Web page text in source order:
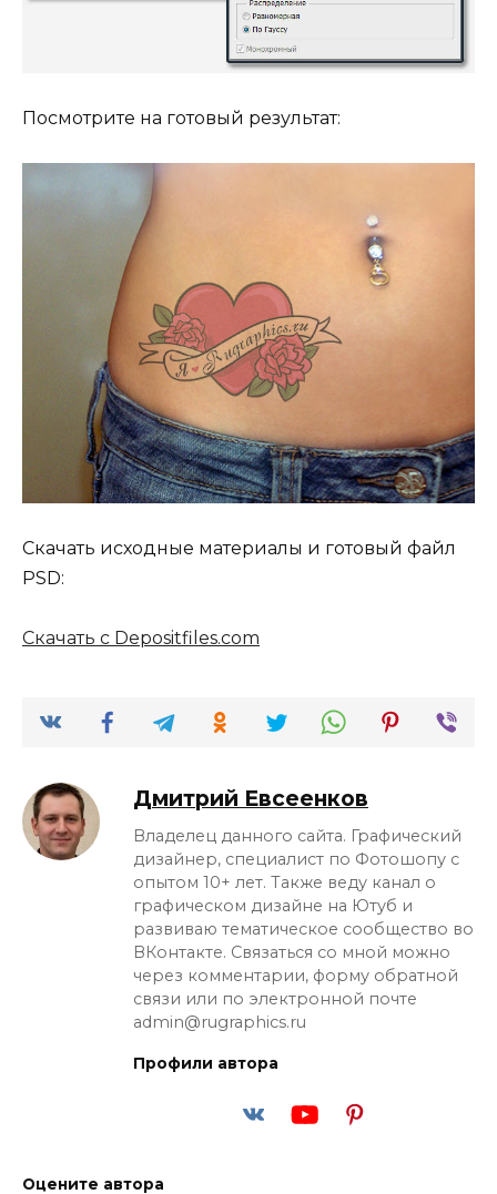
Посмотрите на готовый результат:
Скачать исходные материалы и готовый файл
PSD:
Скачать с Depositfiles.com
Дмитрий Евсеенков
Владелец данного сайта. Графический
дизайнер, специалист по Фотошопу с
опытом 10+ лет. Также веду канал о
графическом дизайне на Ютуб и
развиваю тематическое сообщество во
ВКонтакте. Связаться со мной можно
через комментарии, форму обратной
связи или по электронной почте
admin@rugraphics.ru
Профили автора
Оцените автора